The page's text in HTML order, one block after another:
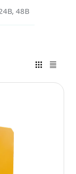
48В